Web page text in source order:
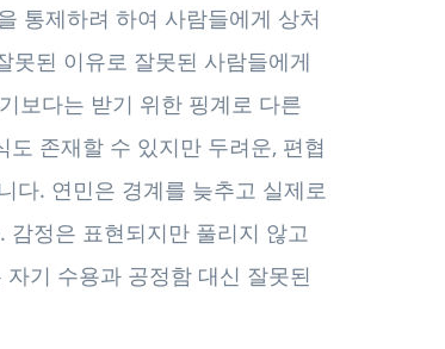
통제하려 하여 사람들에게 상처
못된 이유로 잘못된 사람들에게
보다는 받기 위한 핑계로 다른
존재할 수 있지만 두려운, 편협
다. 연민은 경계를 늦추고 실제로
정은 표현되지만 풀리지 않고
기 수용과 공정함 대신 잘못된